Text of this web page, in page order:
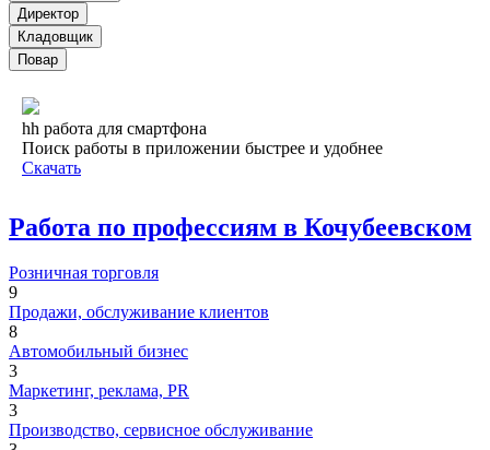
Директор
Кладовщик
Повар
hh работа для смартфона
Поиск работы в приложении быстрее и удобнее
Скачать
Работа по профессиям в Кочубеевском
Розничная торговля
9
Продажи, обслуживание клиентов
8
Автомобильный бизнес
3
Маркетинг, реклама, PR
3
Производство, сервисное обслуживание